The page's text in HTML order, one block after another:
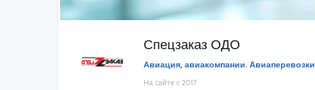
Спецзаказ ОДО
Авиация, авиакомпании. Авиаперевозки
На сайте с 2017